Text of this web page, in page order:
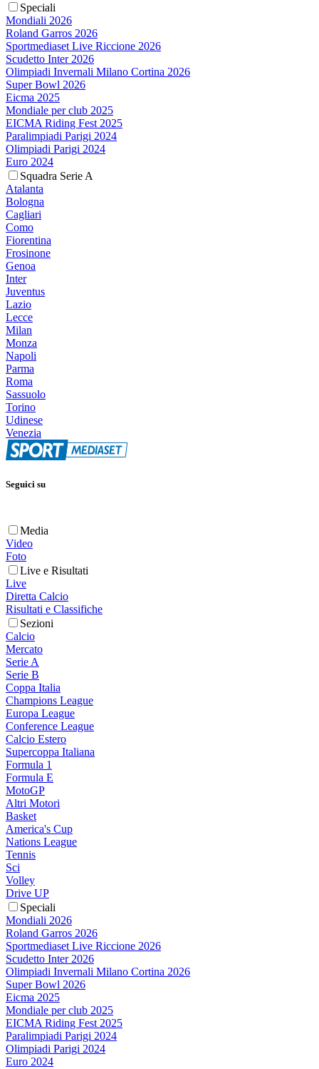
Speciali
Mondiali 2026
Roland Garros 2026
Sportmediaset Live Riccione 2026
Scudetto Inter 2026
Olimpiadi Invernali Milano Cortina 2026
Super Bowl 2026
Eicma 2025
Mondiale per club 2025
EICMA Riding Fest 2025
Paralimpiadi Parigi 2024
Olimpiadi Parigi 2024
Euro 2024
Squadra Serie A
Atalanta
Bologna
Cagliari
Como
Fiorentina
Frosinone
Genoa
Inter
Juventus
Lazio
Lecce
Milan
Monza
Napoli
Parma
Roma
Sassuolo
Torino
Udinese
Venezia
Seguici su
Media
Video
Foto
Live e Risultati
Live
Diretta Calcio
Risultati e Classifiche
Sezioni
Calcio
Mercato
Serie A
Serie B
Coppa Italia
Champions League
Europa League
Conference League
Calcio Estero
Supercoppa Italiana
Formula 1
Formula E
MotoGP
Altri Motori
Basket
America's Cup
Nations League
Tennis
Sci
Volley
Drive UP
Speciali
Mondiali 2026
Roland Garros 2026
Sportmediaset Live Riccione 2026
Scudetto Inter 2026
Olimpiadi Invernali Milano Cortina 2026
Super Bowl 2026
Eicma 2025
Mondiale per club 2025
EICMA Riding Fest 2025
Paralimpiadi Parigi 2024
Olimpiadi Parigi 2024
Euro 2024